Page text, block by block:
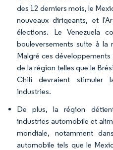
des 12 derniers mois, le
nouveaux dirigeants, et
élections. Le Venezuela
bouleversements suite à la
Malgré ces
de la région telles que le
Chili devraient stimuler
industries.
De plus, la région
industries automobile et
mondiale, notamment
automobile tels que le